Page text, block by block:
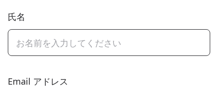
氏名
Email アドレス